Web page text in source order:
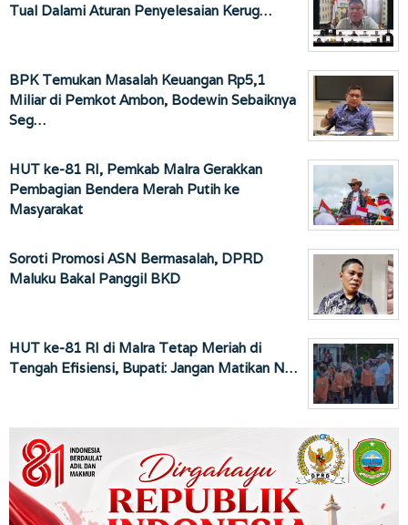
Tual Dalami Aturan Penyelesaian Kerug…
BPK Temukan Masalah Keuangan Rp5,1
Miliar di Pemkot Ambon, Bodewin Sebaiknya
Seg…
HUT ke-81 RI, Pemkab Malra Gerakkan
Pembagian Bendera Merah Putih ke
Masyarakat
Soroti Promosi ASN Bermasalah, DPRD
Maluku Bakal Panggil BKD
HUT ke-81 RI di Malra Tetap Meriah di
Tengah Efisiensi, Bupati: Jangan Matikan N…